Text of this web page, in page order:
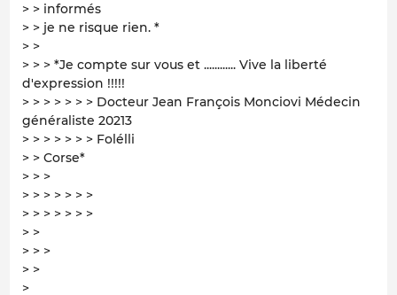
> > informés
> > je ne risque rien. *
> >
> > > *Je compte sur vous et ............ Vive la liberté
d'expression !!!!!
> > > > > > > Docteur Jean François Monciovi Médecin
généraliste 20213
> > > > > > > Folélli
> > Corse*
> > >
> > > > > > >
> > > > > > >
> >
> > >
> >
>